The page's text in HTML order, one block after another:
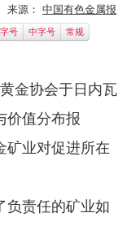
来源： 中国有色金属报
号 中字号 常规
金协会于日内瓦
价值分布报
矿业对促进所在
责任的矿业如